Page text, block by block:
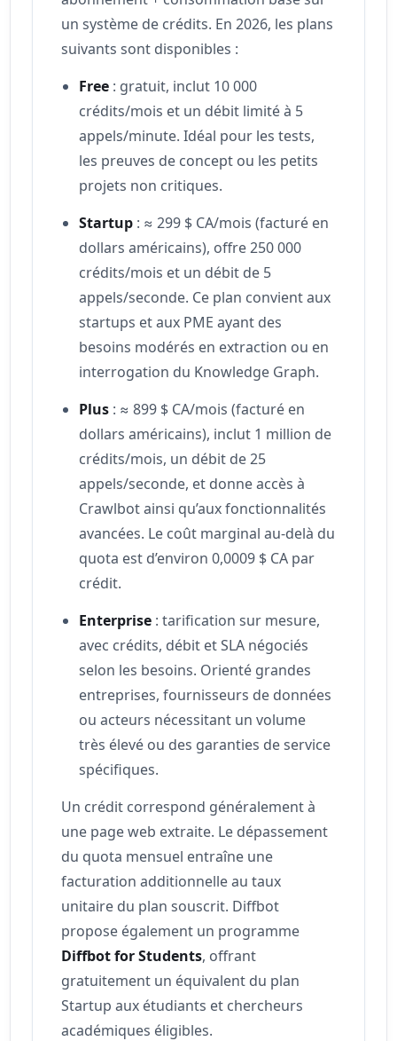
un système de crédits. En 2026, les plans
suivants sont disponibles :
Free : gratuit, inclut 10 000
crédits/mois et un débit limité à 5
appels/minute. Idéal pour les tests,
les preuves de concept ou les petits
projets non critiques.
Startup : ≈ 299 $ CA/mois (facturé en
dollars américains), offre 250 000
crédits/mois et un débit de 5
appels/seconde. Ce plan convient aux
startups et aux PME ayant des
besoins modérés en extraction ou en
interrogation du Knowledge Graph.
Plus : ≈ 899 $ CA/mois (facturé en
dollars américains), inclut 1 million de
crédits/mois, un débit de 25
appels/seconde, et donne accès à
Crawlbot ainsi qu’aux fonctionnalités
avancées. Le coût marginal au-delà du
quota est d’environ 0,0009 $ CA par
crédit.
Enterprise : tarification sur mesure,
avec crédits, débit et SLA négociés
selon les besoins. Orienté grandes
entreprises, fournisseurs de données
ou acteurs nécessitant un volume
très élevé ou des garanties de service
spécifiques.
Un crédit correspond généralement à
une page web extraite. Le dépassement
du quota mensuel entraîne une
facturation additionnelle au taux
unitaire du plan souscrit. Diffbot
propose également un programme
Diffbot for Students, offrant
gratuitement un équivalent du plan
Startup aux étudiants et chercheurs
académiques éligibles.